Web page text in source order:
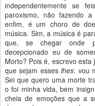
independentemente se
paroxismo, não fazendo
enfim, é um choro de
música. Sim, a música é
que, se chegar onde
decepcionado eu de
Morto? Pois é, escrevo
que sejam esseslhes: vou
Sei que quero uma morte
o foi minha vida, bem
cheia de emoções que a